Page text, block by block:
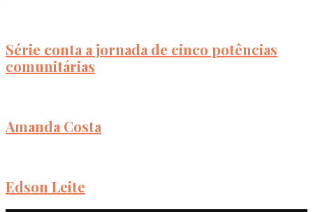
Série conta a jornada de cinco potências
comunitárias
Amanda Costa
Edson Leite